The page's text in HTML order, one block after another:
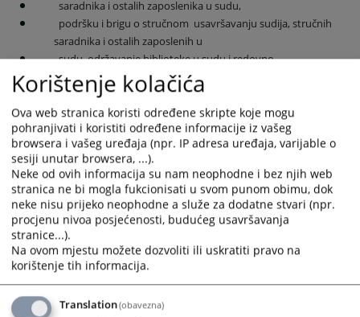
saradnika i ostalih zaposlenika u sudu,
podršku i brigu o stručnom usavršavanju sudija, stručnih
saradnika i ostalih zaposlenih u
sudu, održavanje biblioteke u sudu i redovno
popunjavanje aktuelnom stručnom
literaturom,
vođenje personalnog dosijeadokumentacijeuposlenika
poslovi finansijskog i materijalnog poslovanja suda,
poslove sudskih pologa (depozita),
obavljanje poslova iz radnih odnosa,
obavljanje poslova javnih nabavki,
staranje da se poslovi u sudu vrše uredno i na vrijeme,
organizovanje stručnog obrazovanja i usavršavanja sudija,
stručnih saradnika i zaposlenika,
poslovi u vezi sa stalnim sudskim tumačima i vještacima,
poslovi u vezi sa pritužbama na rad sudija, stručnih
saradnika i zaposlenika,
ostali poslovi određeni Zakonom i drugim propisima.
Korištenje kolačića
Ova web stranica koristi određene skripte koje mogu
pohranjivati i koristiti određene informacije iz vašeg
browsera i vašeg uređaja (npr. IP adresa uređaja, varijable o
sesiji unutar browsera, ...).
Neke od ovih informacija su nam neophodne i bez njih web
stranica ne bi mogla fukcionisati u svom punom obimu, dok
neke nisu prijeko neophodne a služe za dodatne stvari (npr.
procjenu nivoa posjećenosti, budućeg usavršavanja
stranice...).
Na ovom mjestu možete dozvoliti ili uskratiti pravo na
korištenje tih informacija.
Translation(obavezna)